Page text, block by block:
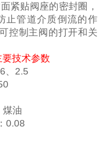
紧贴阀座的密封圈，
止管道介质倒流的作
控制主阀的打开和关
要技术参数
、2.5
煤油
0.08